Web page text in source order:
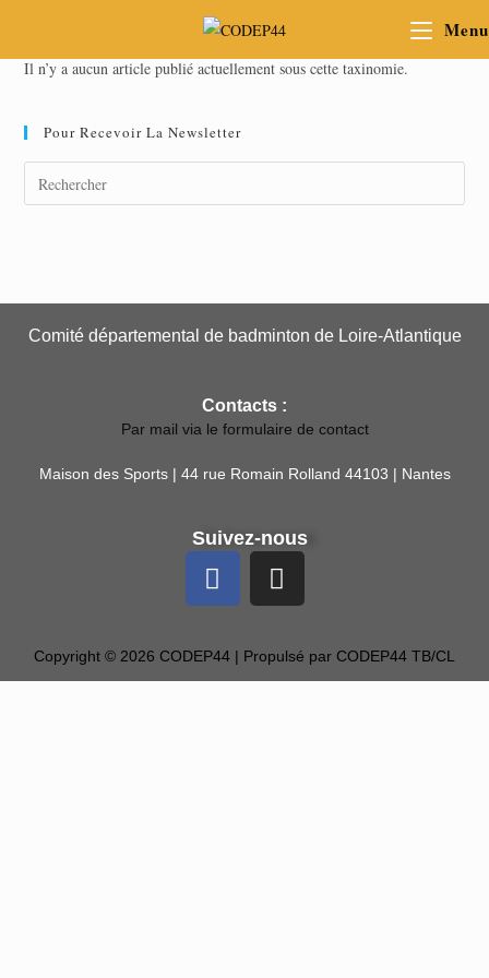
Menu
Il n’y a aucun article publié actuellement sous cette taxinomie.
Pour Recevoir La Newsletter
Comité départemental de badminton de Loire-Atlantique
Contacts :
Par mail via le formulaire de contact
Maison des Sports | 44 rue Romain Rolland 44103 | Nantes
Suivez-nous
Copyright © 2026 CODEP44 | Propulsé par CODEP44 TB/CL